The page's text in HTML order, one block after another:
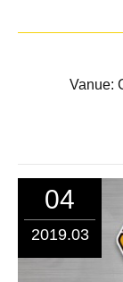
Vanue:
04
2019.03